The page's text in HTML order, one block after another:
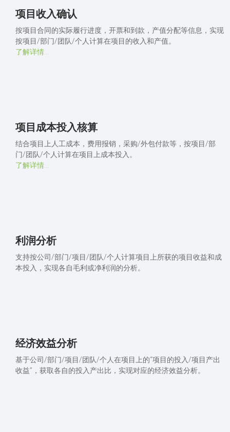
项目收入确认
按项目合同的实际履行进度，开票和到款，产值分配等信息，实现
按项目/部门/团队/个人计算在项目的收入和产值。
了解详情...
项目成本投入核算
结合项目上人工成本，费用报销，采购/外包付款等，按项目/部
门/团队/个人计算在项目上成本投入。
了解详情...
利润分析
支持按公司/部门/项目/团队/个人计算项目上所获的项目收益和成
本投入，实现各自毛利或净利润的分析。
经济效益分析
基于公司/部门/项目/团队/个人在项目上的“项目的投入/项目产出
收益”，获取各自的投入产出比，实现对应的经济效益分析。